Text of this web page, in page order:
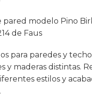
pared modelo Pino
de Faus
para paredes y
y maderas distintas.
estilos y